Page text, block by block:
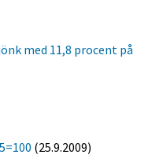
med 11,8 procent på
(25.9.2009)